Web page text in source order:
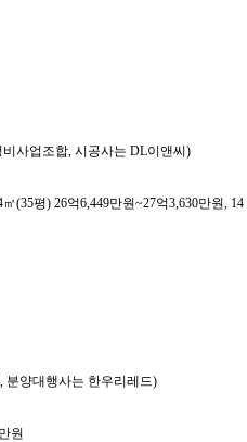
사업조합, 시공사는 DL이앤씨)
(35평) 26억6,449만원~27억3,630만원, 14
분양대행사는 한우리레드)
원